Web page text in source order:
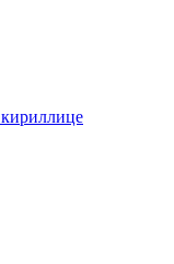
кириллице